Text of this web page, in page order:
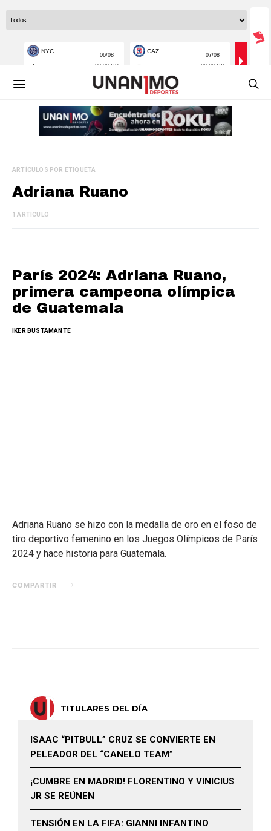
ARTÍCULOS POR ETIQUETA
Adriana Ruano
1 ARTÍCULO
París 2024: Adriana Ruano,
primera campeona olímpica
de Guatemala
IKER BUSTAMANTE
Adriana Ruano se hizo con la medalla de oro en el foso de
tiro deportivo femenino en los Juegos Olímpicos de París
2024 y hace historia para Guatemala.
COMPARTIR
TITULARES DEL DÍA
ISAAC “PITBULL” CRUZ SE CONVIERTE EN
PELEADOR DEL “CANELO TEAM”
¡CUMBRE EN MADRID! FLORENTINO Y VINICIUS
JR SE REÚNEN
TENSIÓN EN LA FIFA: GIANNI INFANTINO